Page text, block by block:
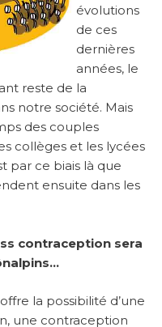
évolutions
de ces
dernières
années, le
reste de la
notre société. Mais
des couples
collèges et les lycées
par ce biais là que
ensuite dans les
contraception sera
la possibilité d’une
une contraception